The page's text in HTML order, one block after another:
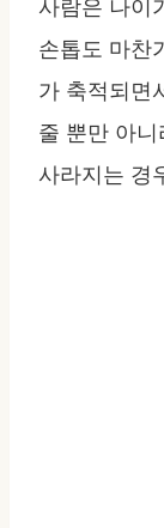
사람은 나이
손톱도 마찬
가 축적되면
줄 뿐만 아
사라지는 경